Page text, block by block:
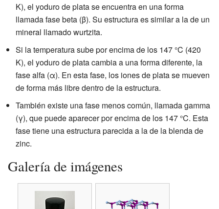
K), el yoduro de plata se encuentra en una forma
llamada fase beta (β). Su estructura es similar a la de un
mineral llamado wurtzita.
Si la temperatura sube por encima de los 147 °C (420
K), el yoduro de plata cambia a una forma diferente, la
fase alfa (α). En esta fase, los iones de plata se mueven
de forma más libre dentro de la estructura.
También existe una fase menos común, llamada gamma
(γ), que puede aparecer por encima de los 147 °C. Esta
fase tiene una estructura parecida a la de la blenda de
zinc.
Galería de imágenes